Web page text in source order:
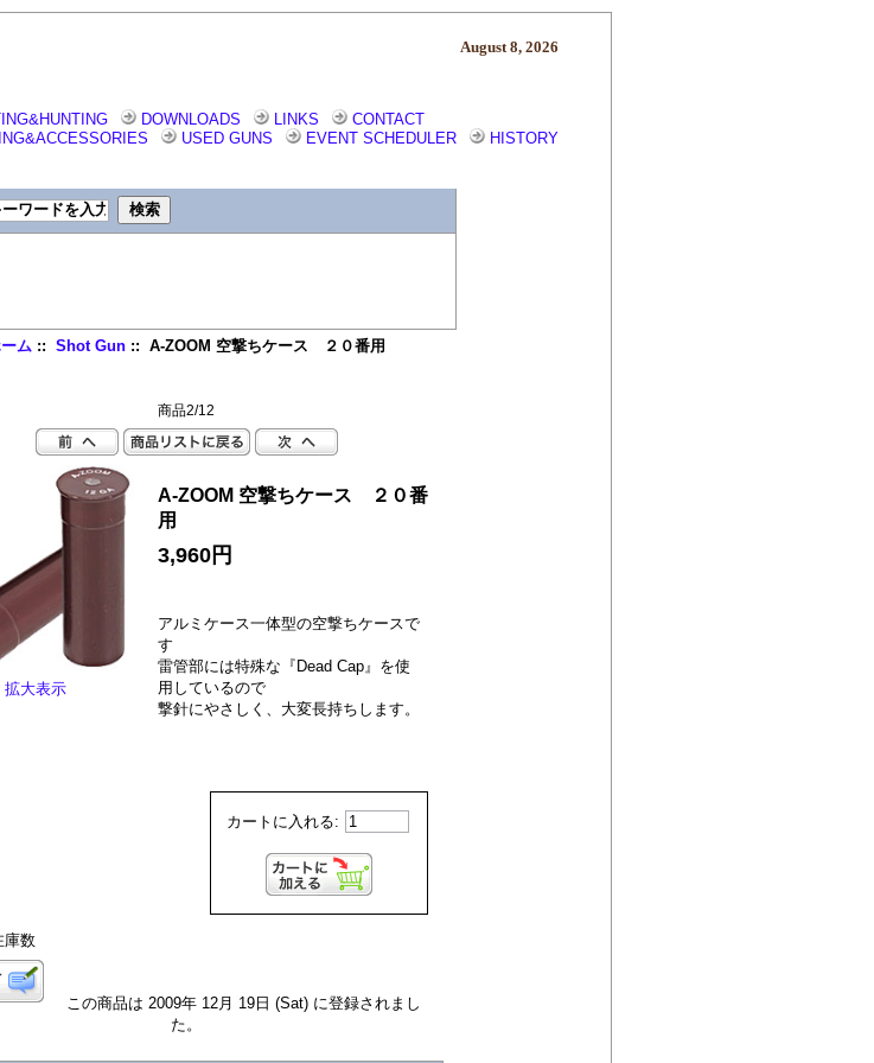
August 8, 2026
DOWNLOADS LINKS
CONTACT
USED GUNS EVENT SCHEDULER HISTORY
ム:: Shot Gun:: A-ZOOM 空撃ちケース ２０番用
商品2/12
拡大表示
A-ZOOM 空撃ちケース ２０番
用
3,960円
アルミケース一体型の空撃ちケースで
す
雷管部には特殊な『Dead Cap』を使
用しているので
撃針にやさしく、大変長持ちします。
カートに入れる:
庫数
この商品は 2009年 12月 19日 (Sat) に登録されまし
た。